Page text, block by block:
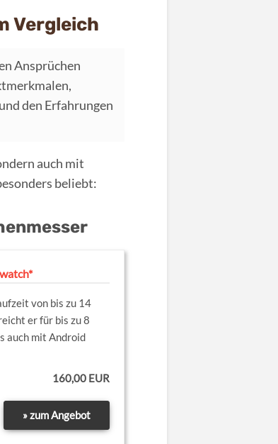
Vergleich
Ansprüchen
den Erfahrungen
auch mit
beliebt:
von bis zu 14
er für bis zu 8
auch mit Android
160,00 EUR
» zum Angebot